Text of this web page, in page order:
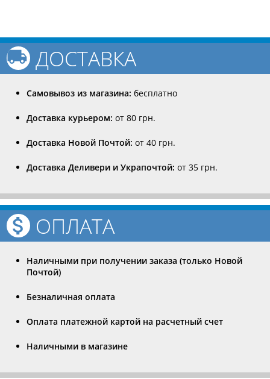
ДОСТАВКА
Самовывоз из магазина: бесплатно
Доставка курьером: от 80 грн.
Доставка Новой Почтой: от 40 грн.
Доставка Деливери и Украпочтой: от 35 грн.
ОПЛАТА
Наличными при получении заказа (только Новой
Почтой)
Безналичная оплата
Оплата платежной картой на расчетный счет
Наличными в магазине